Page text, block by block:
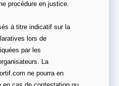
procédure en justice.
à titre indicatif sur la
lors de
par les
La
ne pourra en